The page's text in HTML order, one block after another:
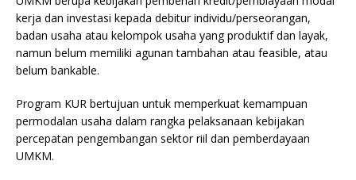
kerja dan investasi kepada debitur individu/perseorangan,
badan usaha atau kelompok usaha yang produktif dan layak,
namun belum memiliki agunan tambahan atau feasible, atau
belum bankable.
Program KUR bertujuan untuk memperkuat kemampuan
permodalan usaha dalam rangka pelaksanaan kebijakan
percepatan pengembangan sektor riil dan pemberdayaan
UMKM.